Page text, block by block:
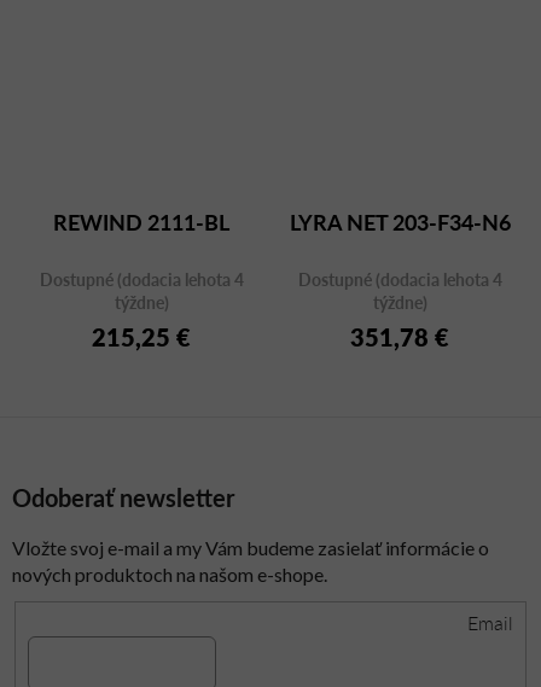
REWIND 2111-BL
Dostupné (dodacia lehota 4
týždne)
215,25 €
LYRA NET 203-F34-N6
Dostupné (dodacia lehota 4
týždne)
351,78 €
Odoberať newsletter
Vložte svoj e-mail a my Vám budeme zasielať informácie o
nových produktoch na našom e-shope.
Email